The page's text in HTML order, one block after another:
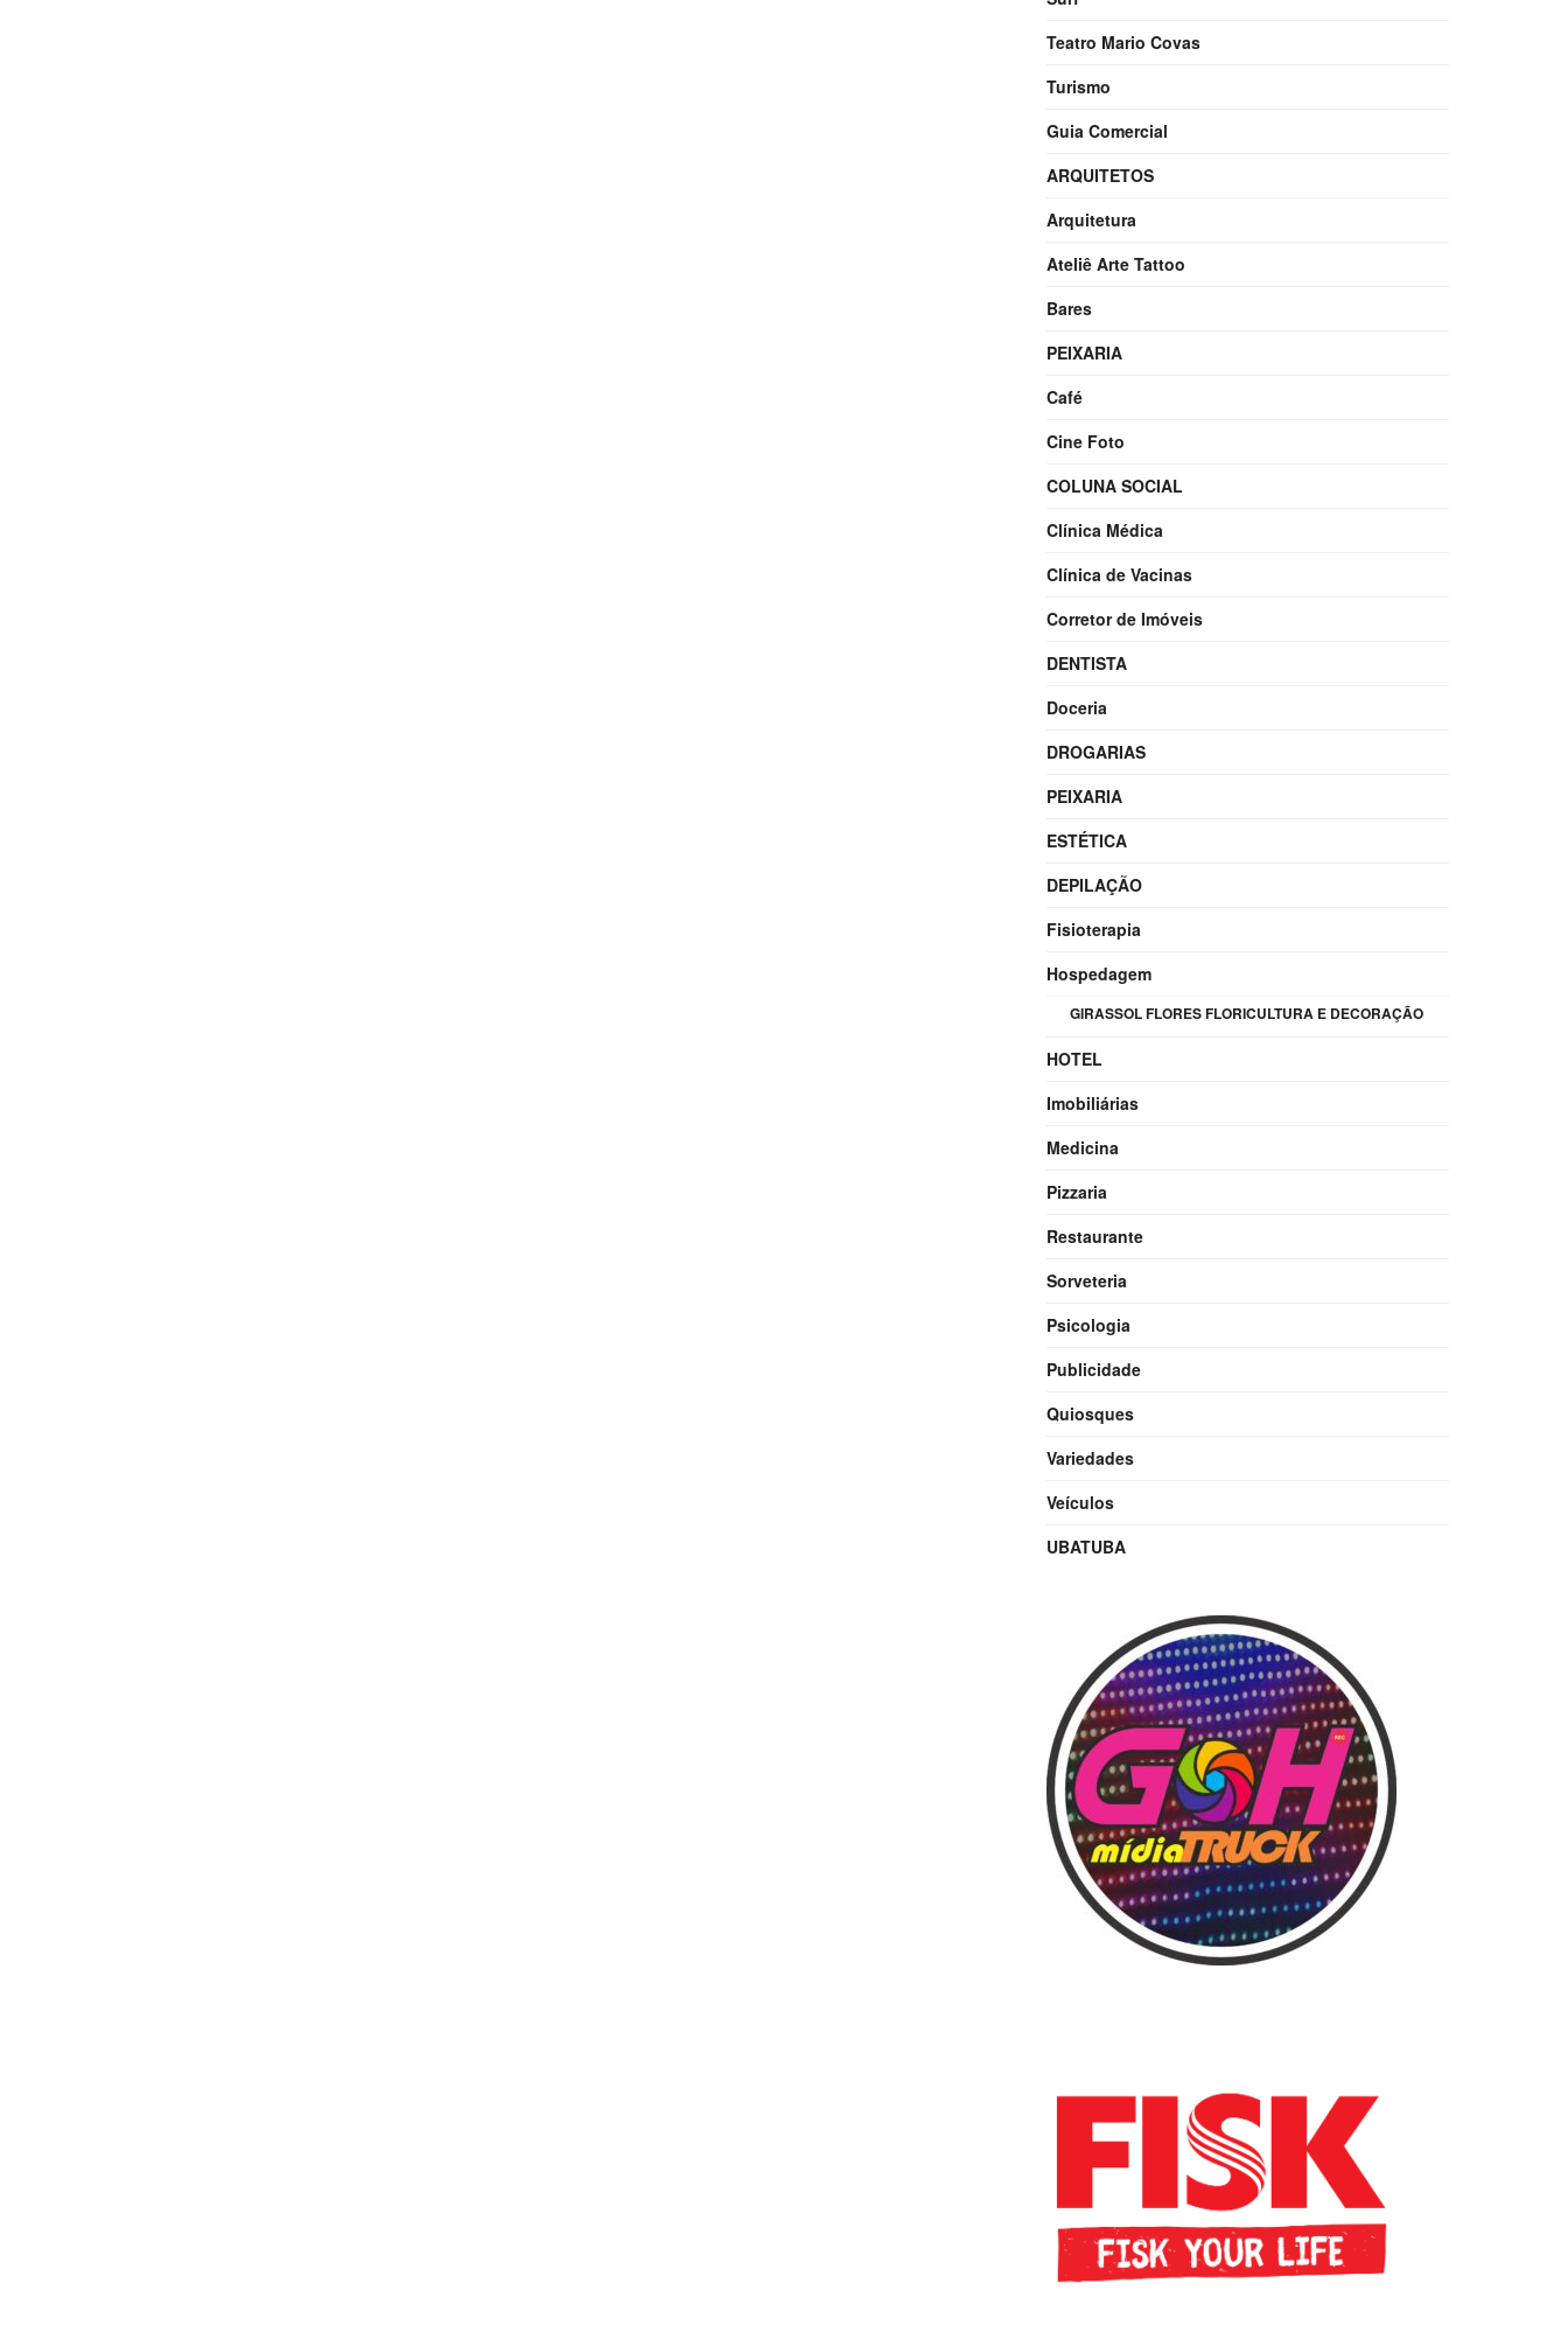
Teatro Mario Covas
Turismo
Guia Comercial
ARQUITETOS
Arquitetura
Ateliê Arte Tattoo
Bares
PEIXARIA
Café
Cine Foto
COLUNA SOCIAL
Clínica Médica
Clínica de Vacinas
Corretor de Imóveis
DENTISTA
Doceria
DROGARIAS
PEIXARIA
ESTÉTICA
DEPILAÇÃO
Fisioterapia
Hospedagem
GIRASSOL FLORES FLORICULTURA E DECORAÇÃO
HOTEL
Imobiliárias
Medicina
Pizzaria
Restaurante
Sorveteria
Psicologia
Publicidade
Quiosques
Variedades
Veículos
UBATUBA